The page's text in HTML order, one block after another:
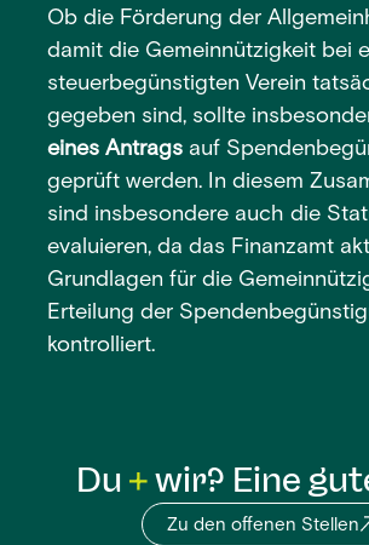
Ob die Förderung der
damit die Gemeinnützigkeit bei
steuerbegünstigten Verein
gegeben sind, sollte
eines Antrags auf
geprüft werden. In diesem
sind insbesondere auch die
evaluieren, da das Finanzamt
Grundlagen für die
Erteilung der
kontrolliert.
Du wir? Eine
Zu den offenen Stellen